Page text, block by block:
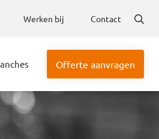
Werken bij Contact
Offerte aanvragen